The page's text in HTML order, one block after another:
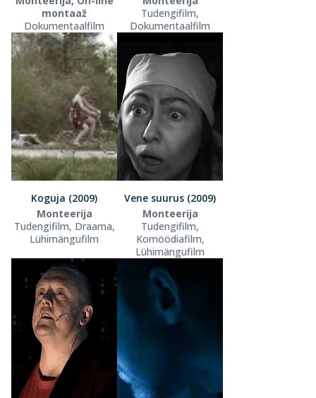
montaaž
Dokumentaalfilm
Tudengifilm,
Dokumentaalfilm
Koguja (2009)
Monteerija
Tudengifilm, Draama,
Lühimängufilm
Vene suurus (2009)
Monteerija
Tudengifilm,
Komöödiafilm,
Lühimängufilm